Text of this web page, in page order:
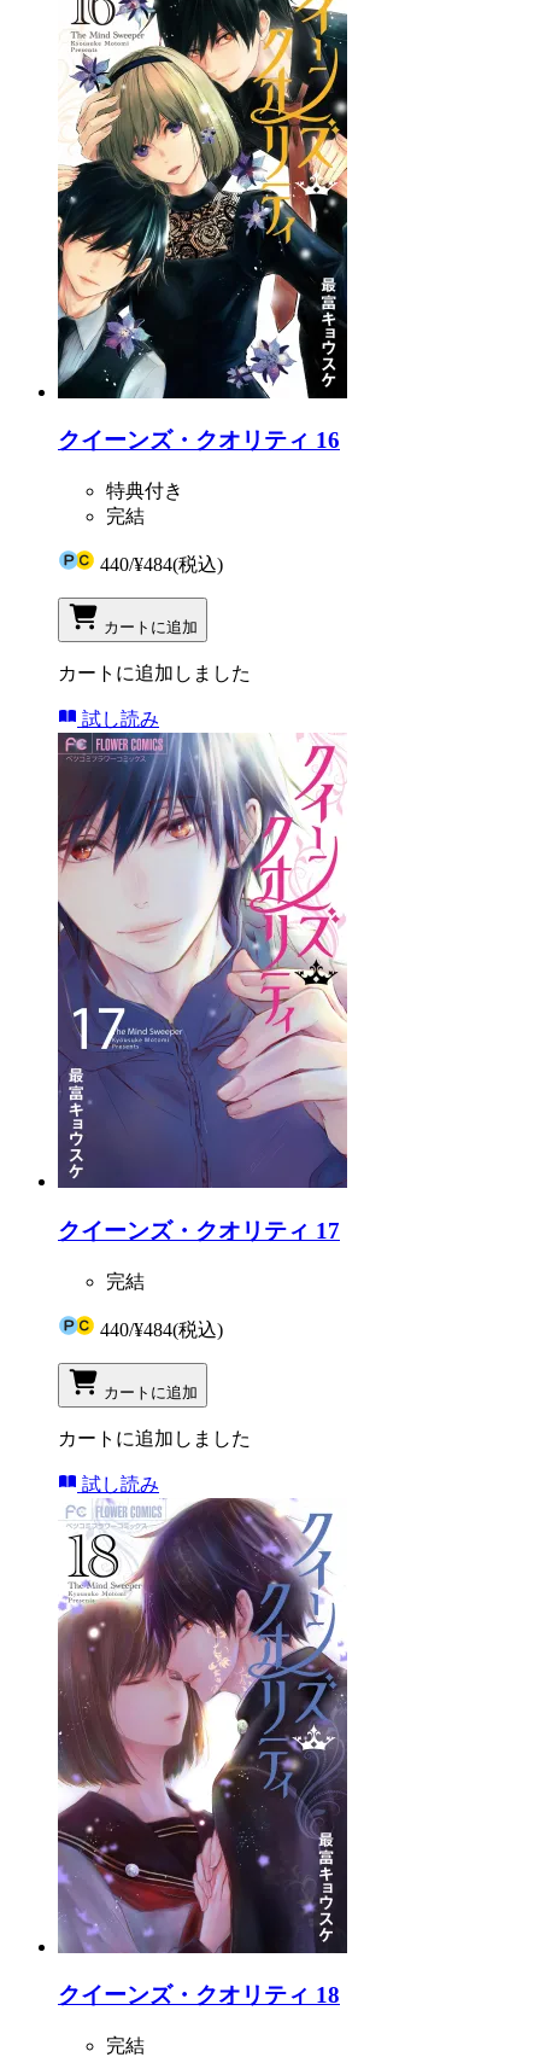
クイーンズ・クオリティ 16
特典付き
完結
440/¥484(税込)
カートに追加
カートに追加しました
試し読み
クイーンズ・クオリティ 17
完結
440/¥484(税込)
カートに追加
カートに追加しました
試し読み
クイーンズ・クオリティ 18
完結